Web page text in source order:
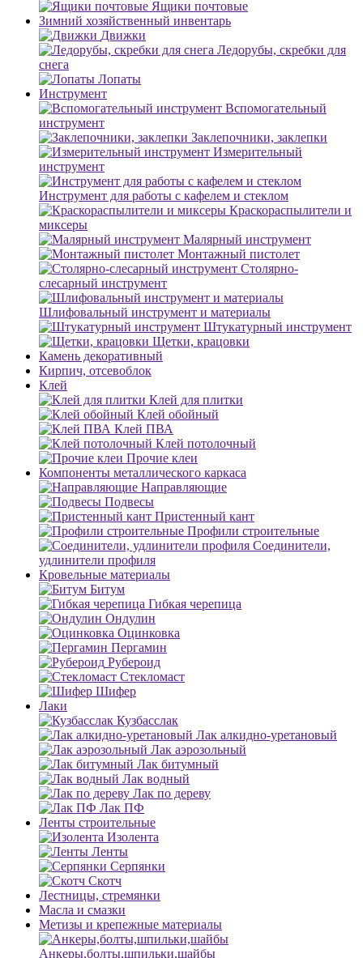
Ящики почтовые
Зимний хозяйственный инвентарь
Движки
Ледорубы, скребки для
снега
Лопаты
Инструмент
Вспомогательный
инструмент
Заклепочники, заклепки
Измерительный
инструмент
Инструмент для работы с кафелем и стеклом
Краскораспылители и
миксеры
Малярный инструмент
Монтажный пистолет
Столярно-
слесарный инструмент
Шлифовальный инструмент и материалы
Штукатурный инструмент
Щетки, крацовки
Камень декоративный
Кирпич, отсевоблок
Клей
Клей для плитки
Клей обойный
Клей ПВА
Клей потолочный
Прочие клеи
Компоненты металлического каркаса
Направляющие
Подвесы
Пристенный кант
Профили строительные
Соединители,
удлинители профиля
Кровельные материалы
Битум
Гибкая черепица
Ондулин
Оцинковка
Пергамин
Рубероид
Стекломаст
Шифер
Лаки
Кузбасслак
Лак алкидно-уретановый
Лак аэрозольный
Лак битумный
Лак водный
Лак по дереву
Лак ПФ
Ленты строительные
Изолента
Ленты
Серпянки
Скотч
Лестницы, стремянки
Масла и смазки
Метизы и крепежные материалы
Анкеры,болты,шпильки,шайбы